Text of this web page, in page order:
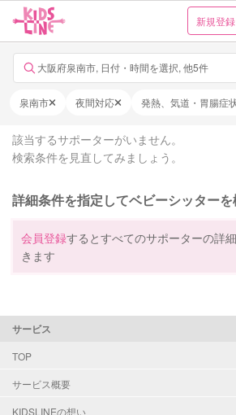
新規登録
大阪府泉南市, 日付・時間を選択, 他5件
泉南市 夜間対応 発熱、気道・胃腸症
該当するサポーターがいません。
検索条件を見直してみましょう。
詳細条件を指定してベビーシッター
会員登録するとすべてのサポーターの詳
きます
サービス
TOP
サービス概要
KIDSLINEの想い